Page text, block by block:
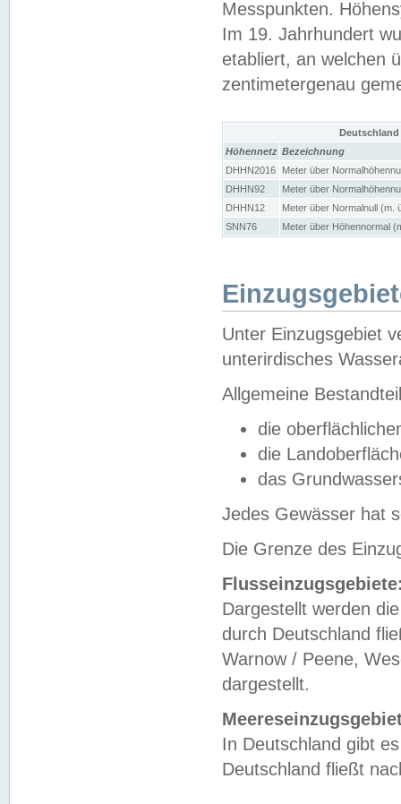
Messpunkten.
Im 19. Jahrhundert
etabliert, an welchen
zentimetergenau
Höhennetz Bezeichnung
DHHN2016
Meter über
DHHN92
Meter über
DHHN12
Meter über Normalnull (m.
SNN76
Meter über Höhennormal
Unter Einzugsgebiet
unterirdisches
Allgemeine
die
die
das
Jedes Gewässer hat
Die Grenze des
Dargestellt werden
durch Deutschland
Warnow / Peene,
dargestellt.
In Deutschland gibt
Deutschland fließt